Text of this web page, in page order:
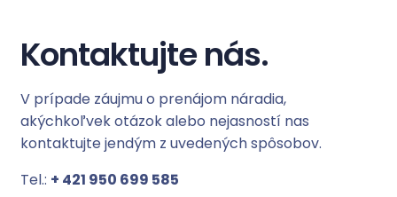
Kontaktujte nás.
V prípade záujmu o prenájom náradia,
akýchkoľvek otázok alebo nejasností nas
kontaktujte jendým z uvedených spôsobov.
Tel.: + 421 950 699 585